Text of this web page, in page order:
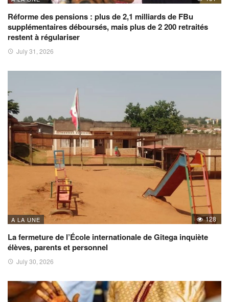
Réforme des pensions : plus de 2,1 milliards de FBu
supplémentaires déboursés, mais plus de 2 200 retraités
restent à régulariser
July 31, 2026
A LA UNE 128
La fermeture de l’École internationale de Gitega inquiète
élèves, parents et personnel
July 30, 2026